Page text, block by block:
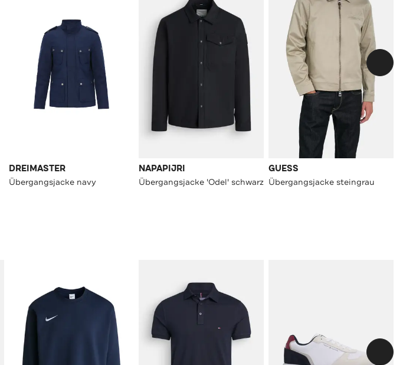
DREIMASTER
Übergangsjacke navy
NAPAPIJRI
Übergangsjacke 'Odel' schwarz
GUESS
Übergangsjacke steingrau